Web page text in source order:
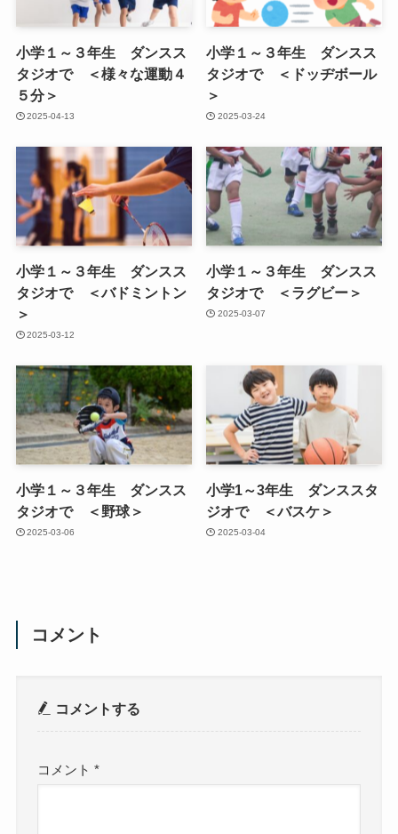
小学１～３年生 ダンスス
タジオで ＜様々な運動４
５分＞
2025-04-13
小学１～３年生 ダンスス
タジオで ＜ドッヂボール
＞
2025-03-24
小学１～３年生 ダンスス
タジオで ＜バドミントン
＞
2025-03-12
小学１～３年生 ダンスス
タジオで ＜ラグビー＞
2025-03-07
小学１～３年生 ダンスス
タジオで ＜野球＞
2025-03-06
小学1～3年生 ダンススタ
ジオで ＜バスケ＞
2025-03-04
コメント
コメントする
コメント*